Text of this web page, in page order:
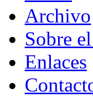
Archivo
Sobre
Enlaces